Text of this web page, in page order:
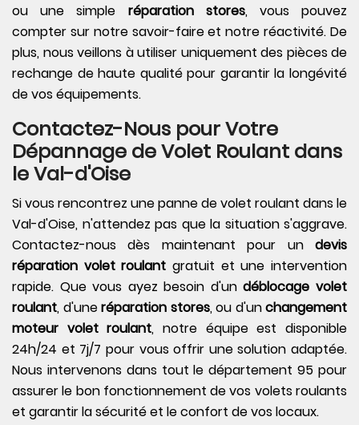
ou une simple réparation stores, vous pouvez
compter sur notre savoir-faire et notre réactivité. De
plus, nous veillons à utiliser uniquement des pièces de
rechange de haute qualité pour garantir la longévité
de vos équipements.
Contactez-Nous pour Votre
Dépannage de Volet Roulant dans
le Val-d'Oise
Si vous rencontrez une panne de volet roulant dans le
Val-d'Oise, n'attendez pas que la situation s'aggrave.
Contactez-nous dès maintenant pour un devis
réparation volet roulant gratuit et une intervention
rapide. Que vous ayez besoin d'undéblocage volet
roulant, d'uneréparation stores, ou d'unchangement
moteur volet roulant, notre équipe est disponible
24h/24 et 7j/7 pour vous offrir une solution adaptée.
Nous intervenons dans tout le département 95 pour
assurer le bon fonctionnement de vos volets roulants
et garantir la sécurité et le confort de vos locaux.